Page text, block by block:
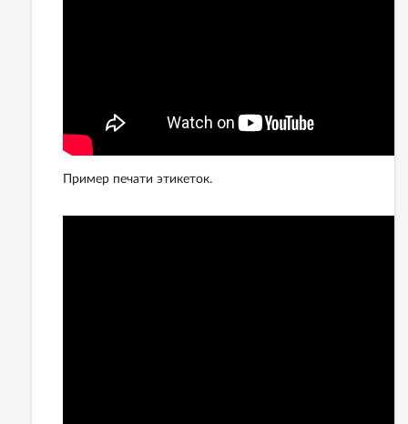
Пример печати этикеток.